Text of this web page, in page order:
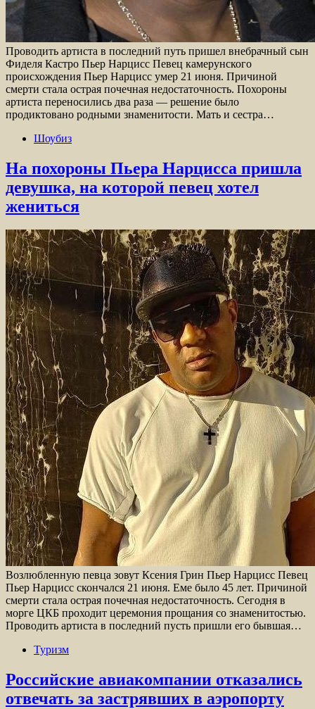
Проводить артиста в последний путь пришел внебрачный сын
Фиделя Кастро Пьер Нарцисс Певец камерунского
происхождения Пьер Нарцисс умер 21 июня. Причиной
смерти стала острая почечная недостаточность. Похороны
артиста переносились два раза — решение было
продиктовано родными знаменитости. Мать и сестра…
Шоубиз
На похороны Пьера Нарцисса пришла
девушка, на которой певец хотел
жениться
Возлюбленную певца зовут Ксения Грин Пьер Нарцисс Певец
Пьер Нарцисс скончался 21 июня. Еме было 45 лет. Причиной
смерти стала острая почечная недостаточность. Сегодня в
морге ЦКБ проходит церемония прощания со знаменитостью.
Проводить артиста в последний пусть пришли его бывшая…
Туризм
Российские авиакомпании отказались
отвечать за застрявших в аэропорту